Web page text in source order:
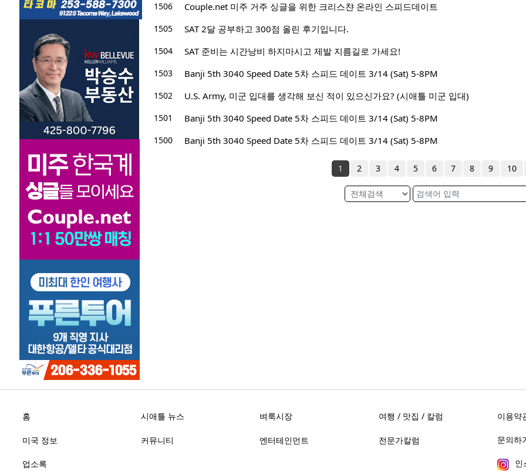
1506
Couple.net 미주 거주 싱글을 위한 크리스챤 온라인 스피드데이트
1505
SAT 2달 공부하고 300점 올린 후기입니다.
1504
SAT 준비는 시간낭비 하지마시고 제발 지름길로 가세요!
1503
Banji 5th 3040 Speed Date 5차 스피드 데이트 3/14 (Sat) 5-8PM
1502
U.S. Army, 미군 입대를 생각해 보신 적이 있으신가요? (시애틀 미군 입대)
1501
Banji 5th 3040 Speed Date 5차 스피드 데이트 3/14 (Sat) 5-8PM
1500
Banji 5th 3040 Speed Date 5차 스피드 데이트 3/14 (Sat) 5-8PM
1 2 3 4 5 6 7 8 9 10
홈 시애틀 뉴스 벼룩시장 여행 / 맛집 / 칼럼
미국 정보 커뮤니티 엔터테인먼트 전문가칼럼
업소록
이용약
문의하
인